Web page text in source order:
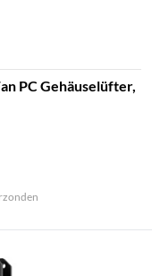
PC Gehäuselüfter,